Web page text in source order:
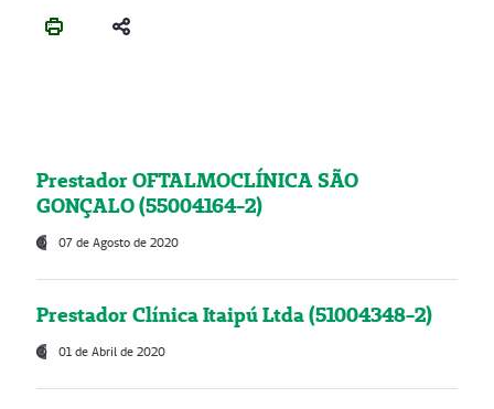
Prestador OFTALMOCLÍNICA SÃO
GONÇALO (55004164-2)
07 de Agosto de 2020
Prestador Clínica Itaipú Ltda (51004348-2)
01 de Abril de 2020